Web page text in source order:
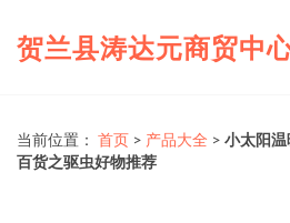
贺兰县涛达元商贸中
当前位置： 首页 > 产品大全 > 小太阳
百货之驱虫好物推荐